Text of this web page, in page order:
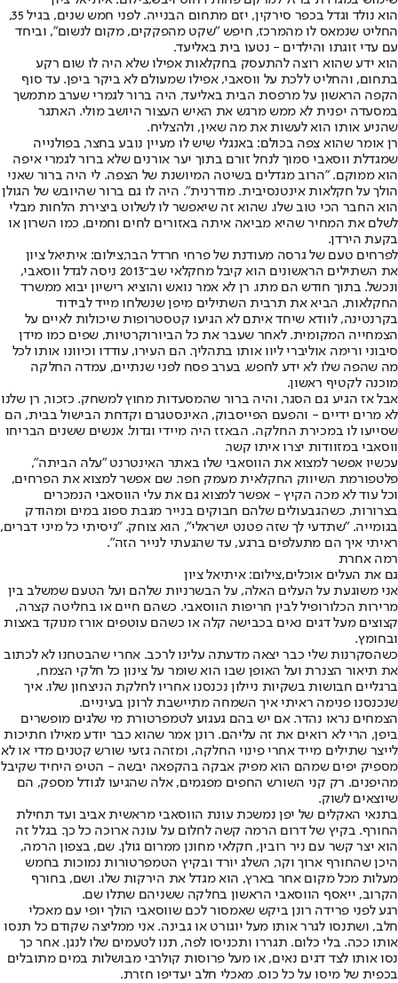
הוא נולד וגדל בכפר סירקין, יזם מתחום הבנייה. לפני חמש שנים, בגיל 35,
החליט שנמאס לו מהמרכז, חיפש "שקט מהפקקים, מקום לנשום", וביחד
עם עדי זוגתו והילדים - נטעו בית באליעד.
הוא ידע שהוא רוצה להתעסק בחקלאות אפילו שלא היה לו שום רקע
בתחום, והחליט ללכת על ווסאבי, אפילו שמעולם לא ביקר ביפן. עד סוף
הקפה הראשון על מרפסת הבית באליעד, היה ברור לגמרי שערב מתמשך
במסעדה יפנית לא ממש מרגש את האיש העצור היושב מולי. האתגר
שהניע אותו הוא לעשות את מה שאין, ולהצליח.
רן אומר שהוא צפה בכולם: באנגלי שיש לו מעיין נובע בחצר, בפולנייה
שמגדלת ווסאבי סמוך לנחל זורם בתוך יער אורנים שלא ברור לגמרי איפה
הוא ממוקם. "הרוב מגדלים בשיטה המיושנת של הצפה. לי היה ברור שאני
הולך על חקלאות אינטנסיבית. מודרנית". היה לו גם ברור שהיובש של הגולן
הוא החבר הכי טוב שלו. שהוא זה שיאפשר לו לשלוט ביצירת הלחות מבלי
לשלם את המחיר שהיא מביאה איתה באזורים לחים וחמים, כמו השרון או
בקעת הירדן.
לפרחים טעם של גרסה מעודנת של פרחי חרדל הבר,צילום: איתיאל ציון
את השתילים הראשונים הוא קיבל מחקלאי שב־2013 ניסה לגדל ווסאבי,
ונכשל. בתוך חודש הם מתו. רן לא אמר נואש והוציא רישיון יבוא ממשרד
החקלאות, הביא את תרבית השתילים מיפן שנשלחו מייד לבידוד
בקרנטינה, לוודא שיחד איתם לא הגיעו קטסטרופות שיכולות לאיים על
הצמחייה המקומית. לאחר שעבר את כל הביורוקרטיות, שפים כמו מידן
סיבוני ורימה אוליברי ליוו אותו בתהליך. הם העירו, עודדו וכיוונו אותו לכל
מה שהפה שלו לא ידע לחפש. בערב פסח לפני שנתיים, עמדה החלקה
מוכנה לקטיף ראשון.
אבל אז הגיע גם הסגר, והיה ברור שהמסעדות מחוץ למשחק. כזכור, רן שלנו
לא מרים ידיים - והפעם הפייסבוק, האינסטגרם וקדחת הבישול בבית, הם
שסייעו לו במכירת החלקה. הבאזז היה מיידי וגדול. אנשים ששנים הבריחו
ווסאבי במזוודות יצרו איתו קשר.
עכשיו אפשר למצוא את הווסאבי שלו באתר האינטרנט "עלה הביתה",
פלטפורמת השיווק החקלאית מעמק חפר. שם אפשר למצוא את הפרחים,
וכל עוד לא מכה הקיץ - אפשר למצוא גם את עלי הווסאבי הנמכרים
בצרורות, כשהגבעולים שלהם חבוקים בנייר מגבת ספוג במים ומהודק
בגומייה. "שתדעי לך שזה פטנט ישראלי", הוא צוחק. "ניסיתי כל מיני דברים,
ראיתי איך הם מתעלפים ברגע, עד שהגעתי לנייר הזה".
רמה אחרת
גם את העלים אוכלים,צילום: איתיאל ציון
אני משוגעת על העלים האלה, על הבשרניות שלהם ועל הטעם שמשלב בין
מרירות הכלורופיל לבין חריפות הווסאבי. כשהם חיים או בחליטה קצרה,
קצוצים מעל דגים נאים בכבישה קלה או כשהם עוטפים אורז מנוקד באצות
ובחומץ.
כשהסקרנות שלי כבר יצאה מדעתה עלינו לרכב. אחרי שהבטחנו לא לכתוב
את תיאור הצנרת ועל האופן שבו הוא שומר על צינון כל חלקי הצמח,
ברגליים חבושות בשקיות ניילון נכנסנו אחריו לחלקת הניצחון שלו. איך
שנכנסנו פנימה ראיתי איך השמחה מתיישבת לרונן בעיניים.
הצמחים נראו נהדר. אם יש בהם געגוע לטמפרטורת מי שלגים מופשרים
ביפן, הרי לא רואים את זה עליהם. רונן אמר שהוא כבר יודע מאילו חתיכות
לייצר שתילים מייד אחרי פינוי החלקה, ומזהה גזעי שורש קטנים מדי או לא
מספיק יפים שמהם הוא מפיק אבקה בהקפאה יבשה - הטיפ היחיד שקיבל
מהיפנים. רק קני השורש החפים מפגמים, אלה שהגיעו לגודל מספק, הם
שיוצאים לשוק.
בתנאי האקלים של יפן נמשכת עונת הווסאבי מראשית אביב ועד תחילת
החורף. בקיץ של דרום הרמה קשה לחלום על עונה ארוכה כל כך. בגלל זה
הוא יצר קשר עם ניר רובין, חקלאי מחונן ממרום גולן. שם, בצפון הרמה,
היכן שהחורף ארוך וקר, השלג יורד ובקיץ הטמפרטורות נמוכות בחמש
מעלות מכל מקום אחר בארץ, הוא מגדל את הירקות שלו. ושם, בחורף
הקרוב, ייאסף הווסאבי הראשון בחלקה ששניהם שתלו שם.
רגע לפני פרידה רונן ביקש שאמסור לכם שווסאבי הולך יופי עם מאכלי
חלב, ושתנסו לגרר אותו מעל יוגורט או גבינה. אני ממליצה שקודם כל תנסו
אותו ככה. בלי כלום. תגררו ותכניסו לפה, תנו לטעמים שלו לנגן. אחר כך
נסו אותו לצד דגים נאים, או מעל פרוסות קולרבי מבושלות במים מתובלים
בכפית של מיסו על כל כוס. מאכלי חלב יעדיפו חזרת.